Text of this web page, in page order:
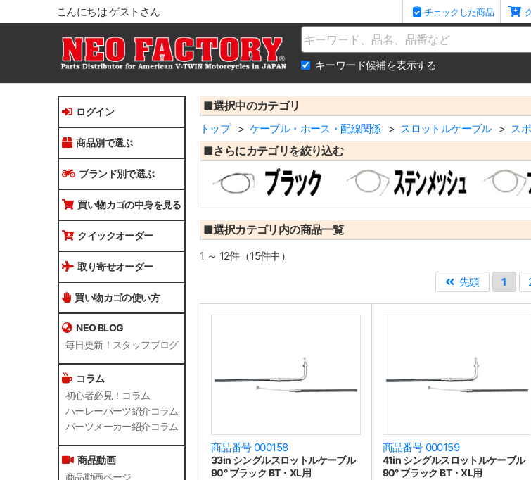
こんにちは ゲストさん チェックした商品
Name
キーワード候補を表示する
ログイン
商品別で選ぶ
ブランド別で選ぶ
買い物カゴの中身を見る
クイックオーダー
取り寄せオーダー
買い物カゴの使い方
NEO BLOG
毎日更新！スタッフブログ
コラム
初心者必見！コラム
ハーレーパーツ紹介コラム
パーツメーカー紹介コラム
商品動画
商品動画ページ
■選択中のカテゴリ
トップ ケーブル・ホース・配線関係 スロットルケーブル ス
■さらにカテゴリを絞り込む
■選択カテゴリ内の商品一覧
1 ～ 12件（15件中）
先頭
1
商品番号 000158
33in シングルスロットルケーブル
90° ブラック BT・XL用
商品番号 000159
41in シングルスロットルケーブル
90° ブラック BT・XL用